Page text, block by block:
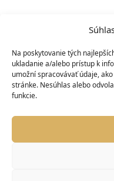
Na poskytovanie tých
ukladanie a/alebo prístup k
umožní spracovávať údaje,
stránke. Nesúhlas alebo
funkcie.